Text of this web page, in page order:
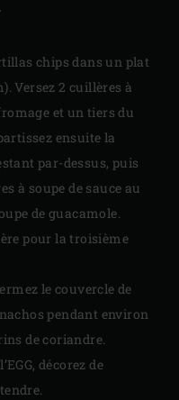
chips dans un plat
Versez 2 cuillères à
et un tiers du
ensuite la
par-dessus, puis
à soupe de sauce au
de guacamole.
pour la troisième
le couvercle de
pendant environ
de coriandre.
décorez de